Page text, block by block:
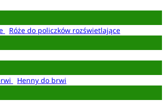
Róże do policzków rozświetlające
Henny do brwi